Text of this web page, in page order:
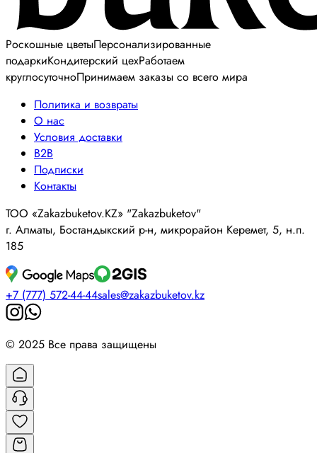
Роскошные цветыПерсонализированные
подаркиКондитерский цехРаботаем
круглосуточноПринимаем заказы со всего мира
Политика и возвраты
О нас
Условия доставки
B2B
Подписки
Контакты
ТОО «Zakazbuketov.KZ» "Zakazbuketov"
г. Алматы, Бостандыкский р-н, микрорайон Керемет, 5, н.п.
185
+7 (777) 572-44-44sales@zakazbuketov.kz
© 2025 Все права защищены